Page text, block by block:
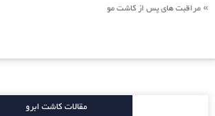
» مراقبت های پس از کاشت مو
مقالات کاشت ابرو